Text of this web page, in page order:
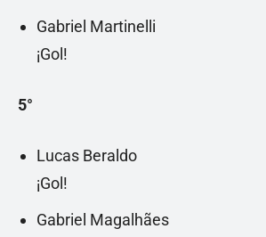
Gabriel Martinelli
¡Gol!
5°
Lucas Beraldo
¡Gol!
Gabriel Magalhães